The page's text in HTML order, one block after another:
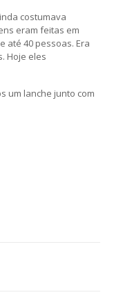
costumava
eram feitas em
até 40 pessoas. Era
Hoje eles
um lanche junto com